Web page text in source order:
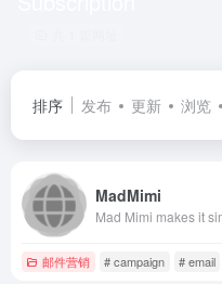
排序 发布 更新 浏览
MadMimi
邮件营销 # campaign # email